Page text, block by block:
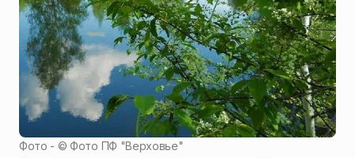
Фото - ©Фото ПФ "Верховье"